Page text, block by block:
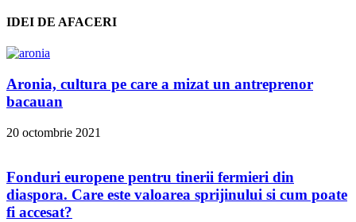
IDEI DE AFACERI
Aronia, cultura pe care a mizat un antreprenor
bacauan
20 octombrie 2021
Fonduri europene pentru tinerii fermieri din
diaspora. Care este valoarea sprijinului si cum poate
fi accesat?